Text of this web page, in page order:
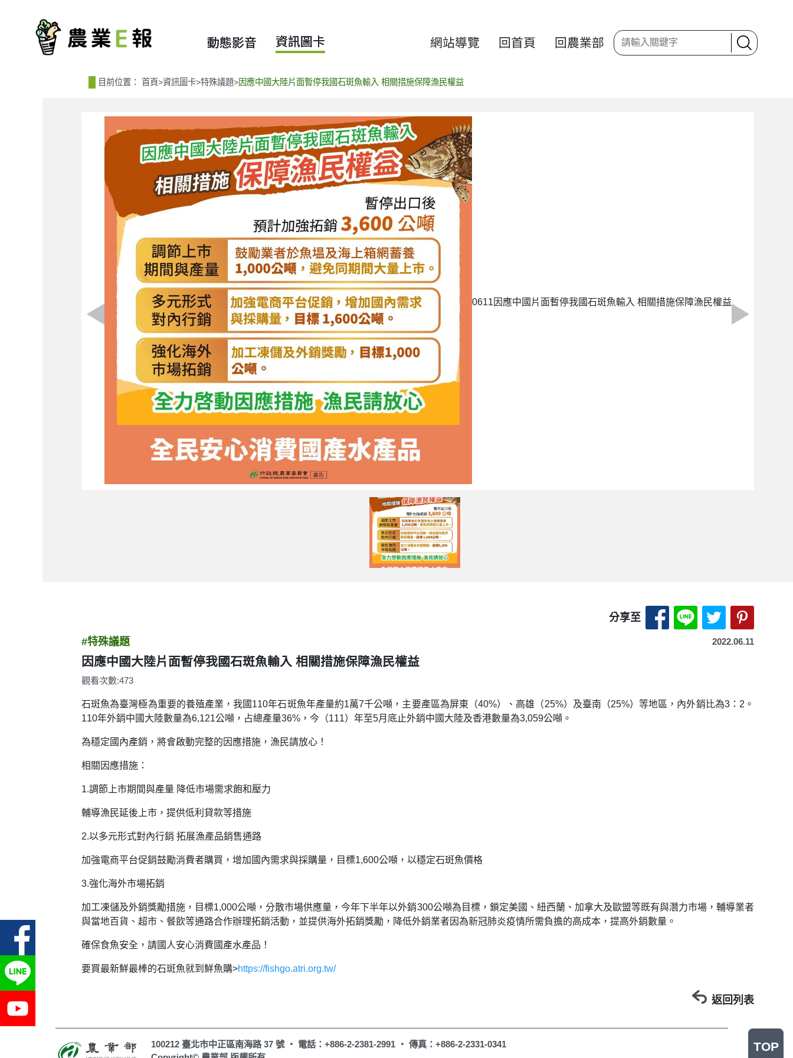
動態影音 資訊圖卡 網站導覽 回首頁 回農業部
目前位置： 首頁>資訊圖卡>特殊議題>因應中國大陸片面暫停我國石斑魚輸入 相關措施保障漁民權益
0611因應中國片面暫停我國石斑魚輸入 相關措施保障漁民權益
分享至 分享至 Facebook-另開新
分享至 LINE-另開
分享至 X（
#特殊議題 2022.06.11
因應中國大陸片面暫停我國石斑魚輸入 相關措施保障漁民權益
觀看次數:473
石斑魚為臺灣極為重要的養殖產業，我國110年石斑魚年產量約1萬7千公噸，主要產區為屏東（40%）、高雄（25%）及臺南（25%）等地區，內外銷比為3：2。
110年外銷中國大陸數量為6,121公噸，占總產量36%，今（111）年至5月底止外銷中國大陸及香港數量為3,059公噸。
為穩定國內產銷，將會啟動完整的因應措施，漁民請放心！
相關因應措施：
1.調節上市期間與產量 降低市場需求飽和壓力
輔導漁民延後上市，提供低利貸款等措施
2.以多元形式對內行銷 拓展漁產品銷售通路
加強電商平台促銷鼓勵消費者購買，增加國內需求與採購量，目標1,600公噸，以穩定石斑魚價格
3.強化海外市場拓銷
加工凍儲及外銷獎勵措施，目標1,000公噸，分散市場供應量，今年下半年以外銷300公噸為目標，鎖定美國、紐西蘭、加拿大及歐盟等既有與潛力市場，輔導業者
與當地百貨、超市、餐飲等通路合作辦理拓銷活動，並提供海外拓銷獎勵，降低外銷業者因為新冠肺炎疫情所需負擔的高成本，提高外銷數量。
確保食魚安全，請國人安心消費國產水產品！
要買最新鮮最棒的石斑魚就到鮮魚購>https://fishgo.atri.org.tw/
返回列表
100212 臺北市中正區南海路 37 號 ‧ 電話：+886-2-2381-2991 ‧ 傳真：+886-2-2331-0341
TOP